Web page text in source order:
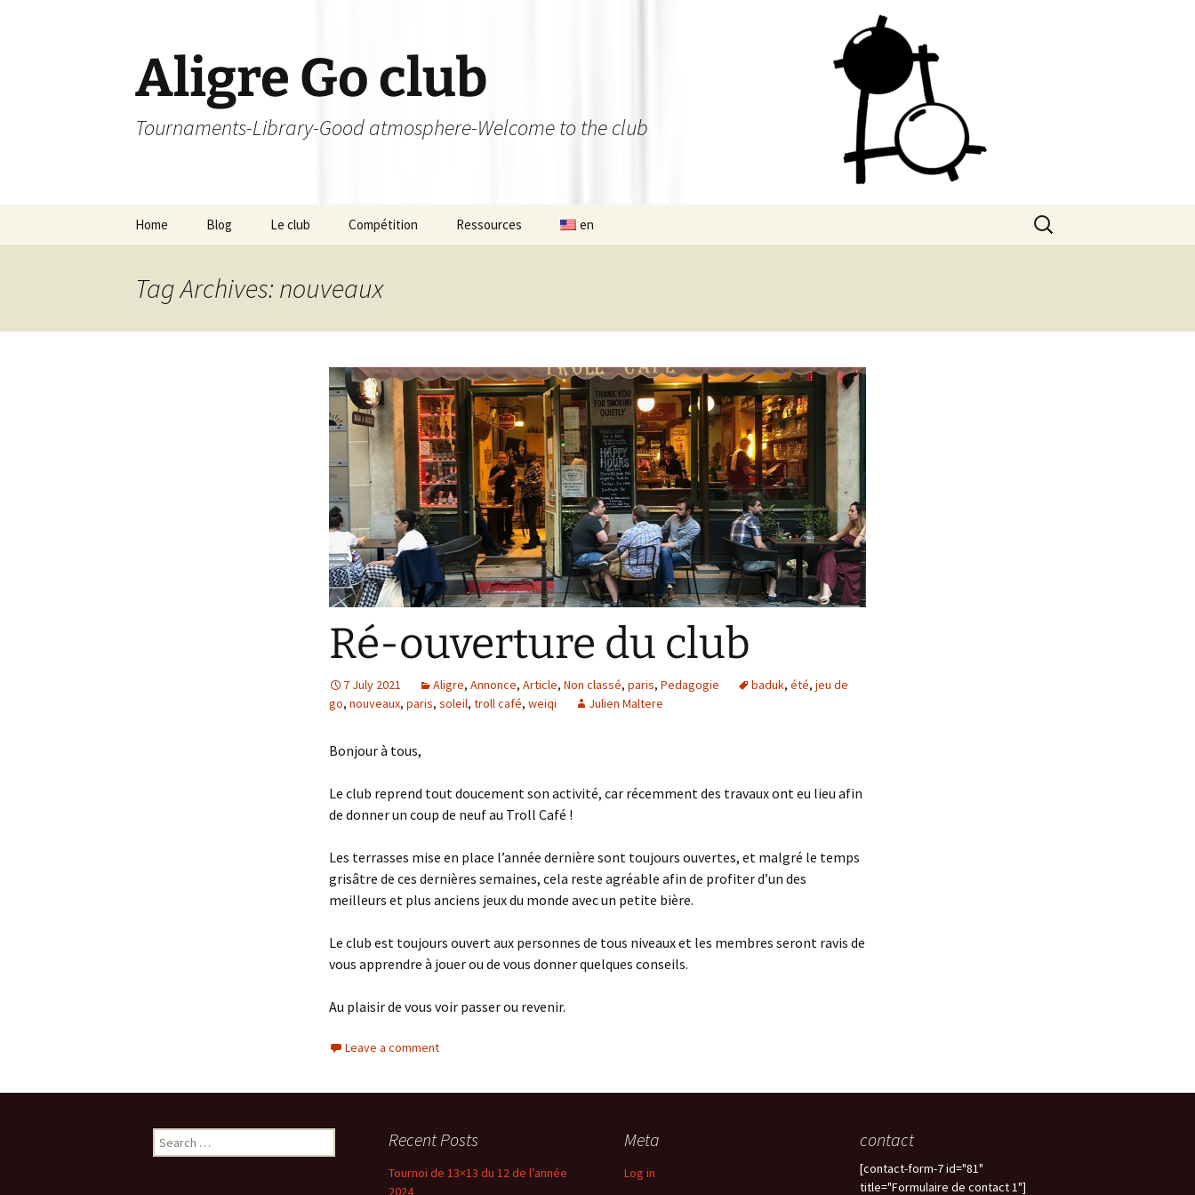
Aligre Go club
Tournaments-Library-Good atmosphere-Welcome to the club
Home Blog Le club Compétition
L’Aligroise L’Aligroise 2023
L’ Aligroise 2024
L’ Aligroise 2025
L’ Aligroise 2026
Ressources
Photos
Calculateur échelle
en
Search
for:
Tag Archives: nouveaux
Ré-ouverture du club
7 July 2021 Aligre, Annonce, Article, Non classé, paris, Pedagogie baduk, été, jeu de
go, nouveaux, paris, soleil, troll café, weiqi Julien Maltere
Bonjour à tous,
Le club reprend tout doucement son activité, car récemment des travaux ont eu lieu afin
de donner un coup de neuf au Troll Café !
Les terrasses mise en place l’année dernière sont toujours ouvertes, et malgré le temps
grisâtre de ces dernières semaines, cela reste agréable afin de profiter d’un des
meilleurs et plus anciens jeux du monde avec un petite bière.
Le club est toujours ouvert aux personnes de tous niveaux et les membres seront ravis de
vous apprendre à jouer ou de vous donner quelques conseils.
Au plaisir de vous voir passer ou revenir.
Leave a comment
Search
for:
Recent Posts
Tournoi de 13×13 du 12 de l’année
2024
Meta
Log in
contact
[contact-form-7 id="81"
title="Formulaire de contact 1"]